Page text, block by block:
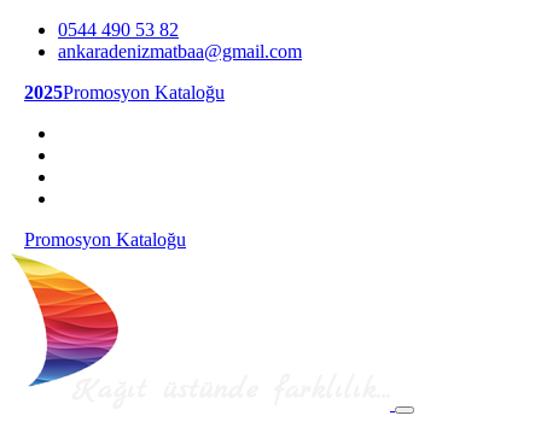
0544 490 53 82
ankaradenizmatbaa@gmail.com
2025Promosyon Kataloğu
Promosyon Kataloğu